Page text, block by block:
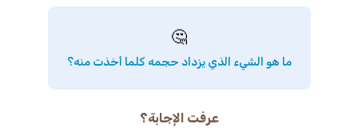
🤔
ما هو الشيء الذي يزداد حجمه كلما أخذت منه؟
عرفت الإجابة؟